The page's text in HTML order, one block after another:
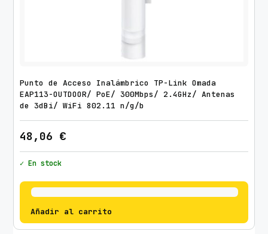
Punto de Acceso Inalámbrico TP-Link Omada
EAP113-OUTDOOR/ PoE/ 300Mbps/ 2.4GHz/ Antenas
de 3dBi/ WiFi 802.11 n/g/b
48,06 €
✓ En stock
Añadir al carrito